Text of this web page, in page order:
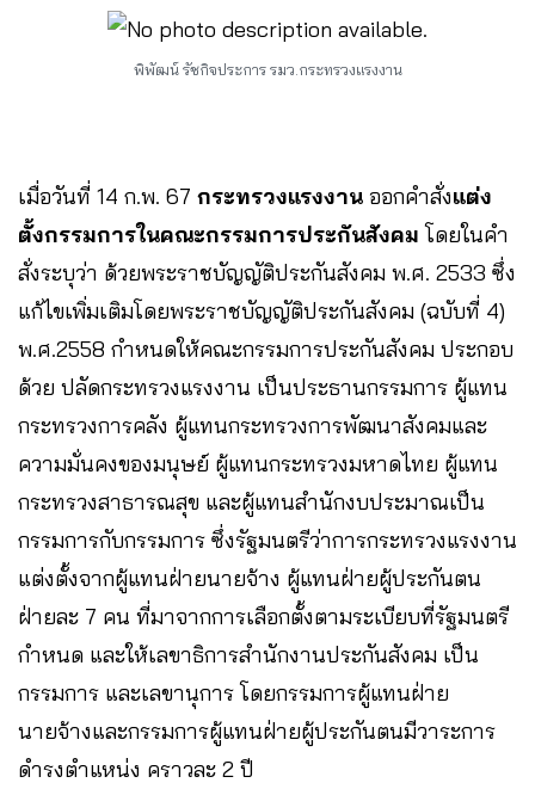
พิพัฒน์ รัชกิจประการ รมว.กระทรวงแรงงาน
เมื่อวันที่ 14 ก.พ. 67 กระทรวงแรงงาน ออกคำสั่งแต่ง
ตั้งกรรมการในคณะกรรมการประกันสังคม โดยในคำ
สั่งระบุว่า ด้วยพระราชบัญญัติประกันสังคม พ.ศ. 2533 ซึ่ง
แก้ไขเพิ่มเติมโดยพระราชบัญญัติประกันสังคม (ฉบับที่ 4)
พ.ศ.2558 กำหนดให้คณะกรรมการประกันสังคม ประกอบ
ด้วย ปลัดกระทรวงแรงงาน เป็นประธานกรรมการ ผู้แทน
กระทรวงการคลัง ผู้แทนกระทรวงการพัฒนาสังคมและ
ความมั่นคงของมนุษย์ ผู้แทนกระทรวงมหาดไทย ผู้แทน
กระทรวงสาธารณสุข และผู้แทนสำนักงบประมาณเป็น
กรรมการกับกรรมการ ซึ่งรัฐมนตรีว่าการกระทรวงแรงงาน
แต่งตั้งจากผู้แทนฝ่ายนายจ้าง ผู้แทนฝ่ายผู้ประกันตน
ฝ่ายละ 7 คน ที่มาจากการเลือกตั้งตามระเบียบที่รัฐมนตรี
กำหนด และให้เลขาธิการสำนักงานประกันสังคม เป็น
กรรมการ และเลขานุการ โดยกรรมการผู้แทนฝ่าย
นายจ้างและกรรมการผู้แทนฝ่ายผู้ประกันตนมีวาระการ
ดำรงตำแหน่ง คราวละ 2 ปี